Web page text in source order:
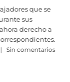
a la emisión
comentarios